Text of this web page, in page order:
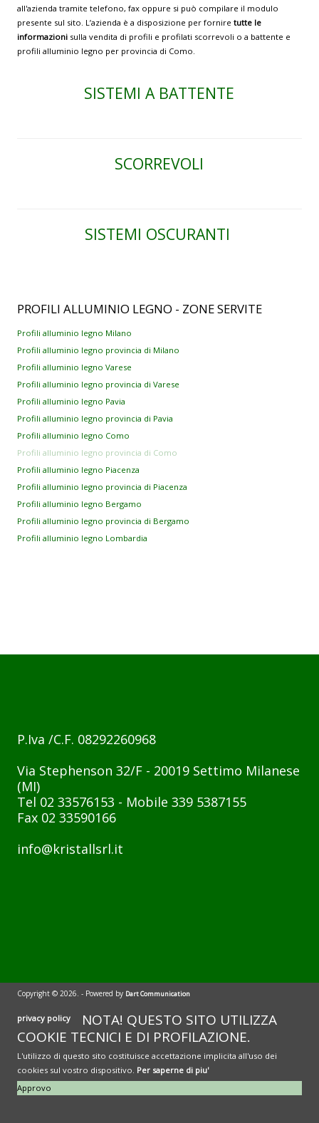
all'azienda tramite telefono, fax oppure si può compilare il modulo
presente sul sito. L’azienda è a disposizione per fornire tutte le
informazionisulla vendita di profili e profilati scorrevoli o a battente e
profili alluminio legno per provincia di Como.
SISTEMI A BATTENTE
SCORREVOLI
SISTEMI OSCURANTI
PROFILI ALLUMINIO LEGNO - ZONE SERVITE
Profili alluminio legno Milano
Profili alluminio legno provincia di Milano
Profili alluminio legno Varese
Profili alluminio legno provincia di Varese
Profili alluminio legno Pavia
Profili alluminio legno provincia di Pavia
Profili alluminio legno Como
Profili alluminio legno provincia di Como
Profili alluminio legno Piacenza
Profili alluminio legno provincia di Piacenza
Profili alluminio legno Bergamo
Profili alluminio legno provincia di Bergamo
Profili alluminio legno Lombardia
P.Iva /C.F. 08292260968
Via Stephenson 32/F - 20019 Settimo Milanese
(MI)
Tel 02 33576153 - Mobile 339 5387155
Fax 02 33590166
info@kristallsrl.it
Copyright © 2026. - Powered by Dart Communication
privacy policy
NOTA! QUESTO SITO UTILIZZA
COOKIE TECNICI E DI PROFILAZIONE.
L'utilizzo di questo sito costituisce accettazione implicita all'uso dei
cookies sul vostro dispositivo. Per saperne di piu'
Approvo